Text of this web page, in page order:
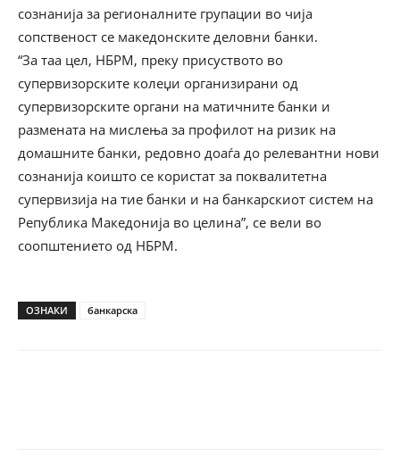
сознанија за регионалните групации во чија
сопственост се македонските деловни банки.
“За таа цел, НБРМ, преку присуството во
супервизорските колеџи организирани од
супервизорските органи на матичните банки и
размената на мислења за профилот на ризик на
домашните банки, редовно доаѓа до релевантни нови
сознанија коишто се користат за поквалитетна
супервизија на тие банки и на банкарскиот систем на
Република Македонија во целина”, се вели во
соопштението од НБРМ.
ОЗНАКИ банкарска